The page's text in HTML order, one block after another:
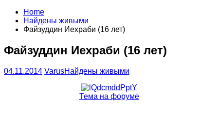
Home
Найдены живыми
Файзуддин Иехраби (16 лет)
Файзуддин Иехраби (16 лет)
04.11.2014 VarusНайдены живыми
Тема на форуме